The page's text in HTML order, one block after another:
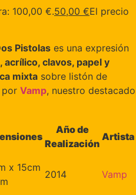
100,00 €.50,00 €El precio
Pistolas es una expresión
acrílico, clavos, papel y
mixta sobre listón de
por Vamp, nuestro destacado
Año de
Realización
Artista
x 15cm
2014 Vamp